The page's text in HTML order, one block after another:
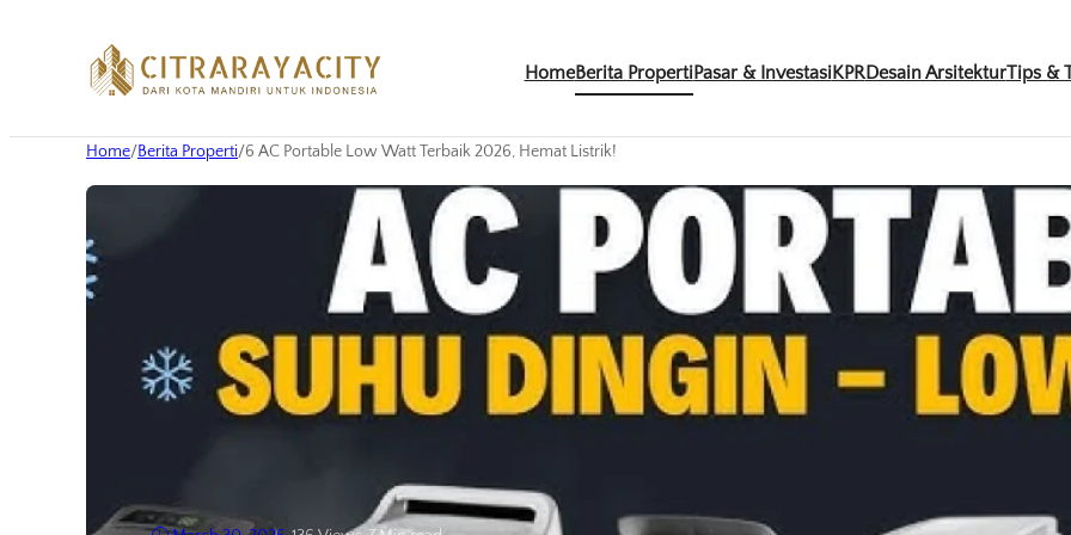
HomeBerita PropertiPasar & InvestasiKPRDesain ArsitekturTips &
Home/Berita Properti/6 AC Portable Low Watt Terbaik 2026, Hemat Listrik!